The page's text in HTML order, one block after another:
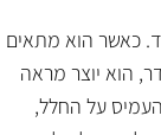
כאשר הוא מתאים
הוא יוצר מראה
על החלל,